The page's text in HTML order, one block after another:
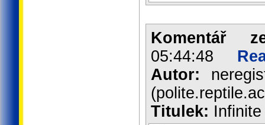
Komentář
05:44:48
Autor:
Titulek: